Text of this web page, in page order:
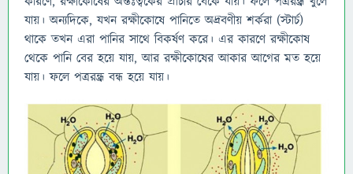
যায়। অন্যদিকে, যখন রক্ষীকোষে পানিতে অদ্রবণীয় শর্করা (স্টার্চ)
থাকে তখন এরা পানির সাথে বিকর্ষণ করে। এর কারণে রক্ষীকোষ
থেকে পানি বের হয়ে যায়, আর রক্ষীকোষের আকার আগের মত হয়ে
যায়। ফলে পত্ররন্ধ্র বন্ধ হয়ে যায়।